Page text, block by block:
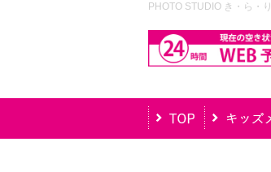
PHOTO STUDIO き・ら・り